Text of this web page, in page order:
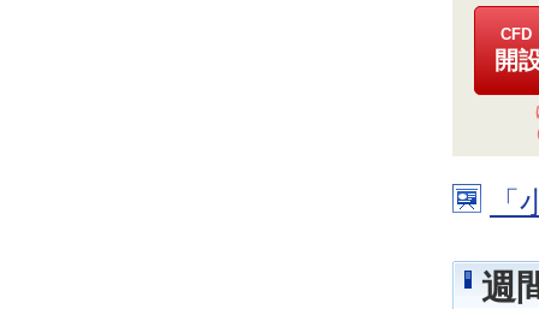
CFD
開
週